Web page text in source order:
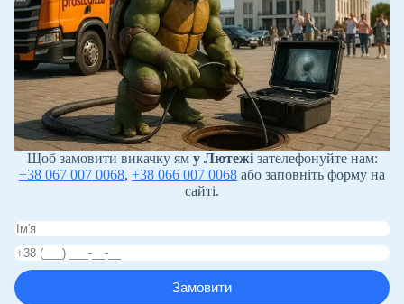
Щоб замовити викачку ям у Лютежізателефонуйте нам:
+38 067 007 0068, +38 066 007 0068 або заповніть форму на
сайті.